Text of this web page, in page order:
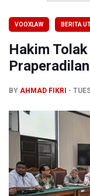
Polisi
Dari
VOOXLAW BERITA
Hakim
BY AHMAD FIKRI